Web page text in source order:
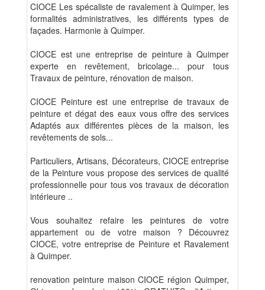
CIOCE Les spécaliste de ravalement à Quimper, les
formalités administratives, les différents types de
façades. Harmonie à Quimper.
CIOCE est une entreprise de peinture à Quimper
experte en revêtement, bricolage... pour tous
Travaux de peinture, rénovation de maison.
CIOCE Peinture est une entreprise de travaux de
peinture et dégat des eaux vous offre des services
Adaptés aux différentes pièces de la maison, les
revêtements de sols...
Particuliers, Artisans, Décorateurs, CIOCE entreprise
de la Peinture vous propose des services de qualité
professionnelle pour tous vos travaux de décoration
intérieure ..
Vous souhaitez refaire les peintures de votre
appartement ou de votre maison ? Découvrez
CIOCE, votre entreprise de Peinture et Ravalement
à Quimper.
renovation peinture maison CIOCE région Quimper,